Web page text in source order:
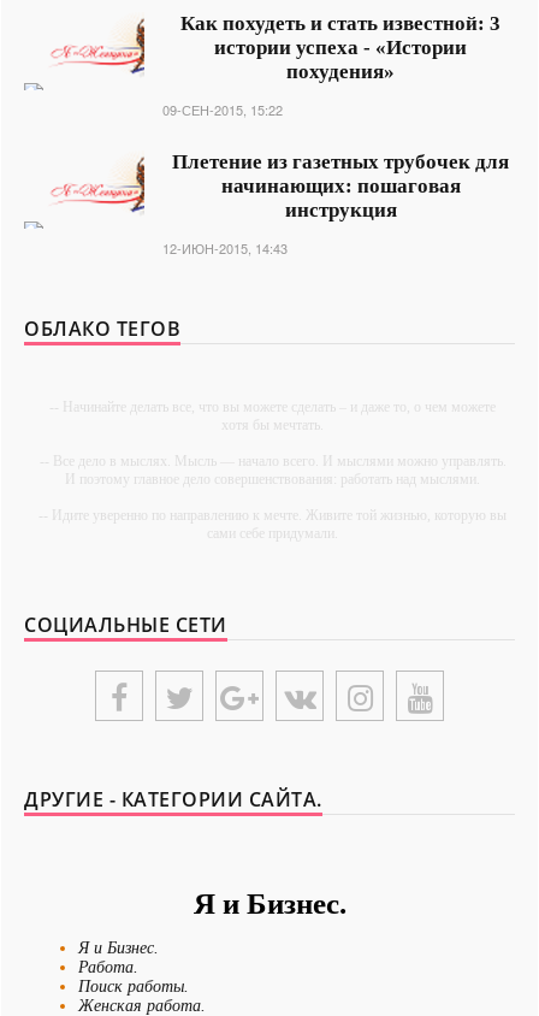
Как похудеть и стать известной: 3
истории успеха - «Истории
похудения»
09-СЕН-2015, 15:22
Плетение из газетных трубочек для
начинающих: пошаговая
инструкция
12-ИЮН-2015, 14:43
ОБЛАКО ТЕГОВ
-- Начинайте делать все, что вы можете сделать – и даже то, о чем можете
хотя бы мечтать.
-- Все дело в мыслях. Мысль — начало всего. И мыслями можно управлять.
И поэтому главное дело совершенствования: работать над мыслями.
-- Идите уверенно по направлению к мечте. Живите той жизнью, которую вы
сами себе придумали.
-- Лучшее, что можно сделать с хорошим советом, это пропустить его мимо
ушей. Он никогда не бывает полезен никому, кроме того, кто его дал.
-- Люблю давать советы и очень не люблю, когда их дают мне.
{UNIPLACE}
СОЦИАЛЬНЫЕ СЕТИ
ДРУГИЕ - КАТЕГОРИИ САЙТА.
Я и Бизнес.
Я и Бизнес.
Работа.
Поиск работы.
Женская работа.